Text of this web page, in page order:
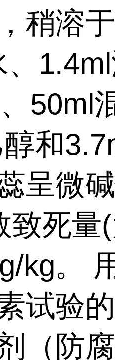
稍溶
50ml
和
呈微
致死量
kg。
试验的
（防